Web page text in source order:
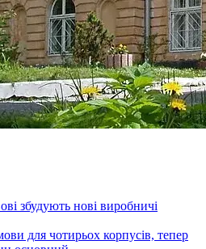
збудують нові виробничі
для чотирьох корпусів, тепер